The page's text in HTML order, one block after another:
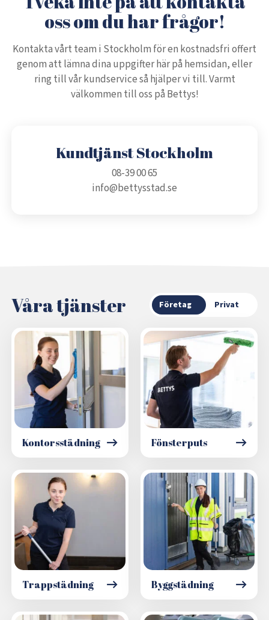
oss om du har frågor!
Kontakta vårt team i Stockholm för en kostnadsfri offert
genom att lämna dina uppgifter här på hemsidan, eller
ring till vår kundservice så hjälper vi till. Varmt
välkommen till oss på Bettys!
Kundtjänst Stockholm
08-39 00 65
info@bettysstad.se
Våra tjänster Företag Privat
Kontorsstädning Fönsterputs
Trappstädning Byggstädning